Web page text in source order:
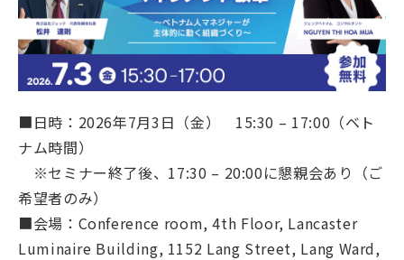
■日時：2026年7月3日（金） 15:30 – 17:00（ベト
ナム時間）
※セミナー終了後、17:30 – 20:00に懇親会あり（ご
希望者のみ）
■会場：Conference room, 4th Floor, Lancaster
Luminaire Building, 1152 Lang Street, Lang Ward,